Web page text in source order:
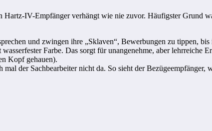
Hartz-IV-Empfänger verhängt wie nie zuvor. Häufigster Grund
und zwingen ihre „Sklaven“, Bewerbungen zu tippen,
Farbe. Das sorgt für unangenehme, aber lehrreiche
Kopf gehauen).
der Sachbearbeiter nicht da. So sieht der Bezügeempfänger,